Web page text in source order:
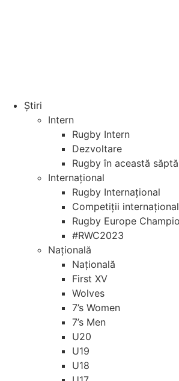
Știri
Intern
Rugby Intern
Dezvoltare
Rugby în această
Internațional
Rugby Internațional
Competiții
Rugby Europe
#RWC2023
Națională
Națională
First XV
Wolves
7’s Women
7’s Men
U20
U19
U18